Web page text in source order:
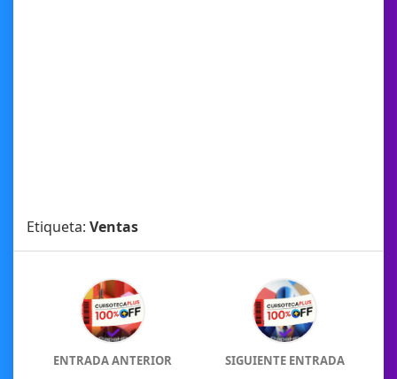
Etiqueta: Ventas
ENTRADA ANTERIOR SIGUIENTE ENTRADA